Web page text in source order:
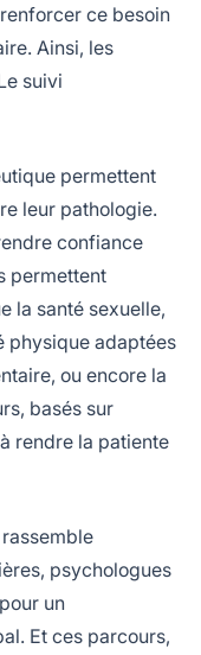
ce besoin
Ainsi, les
suivi
permettent
leur pathologie.
confiance
permettent
la santé sexuelle,
physique adaptées
ou encore la
basés sur
rendre la patiente
psychologues
un
Et ces parcours,